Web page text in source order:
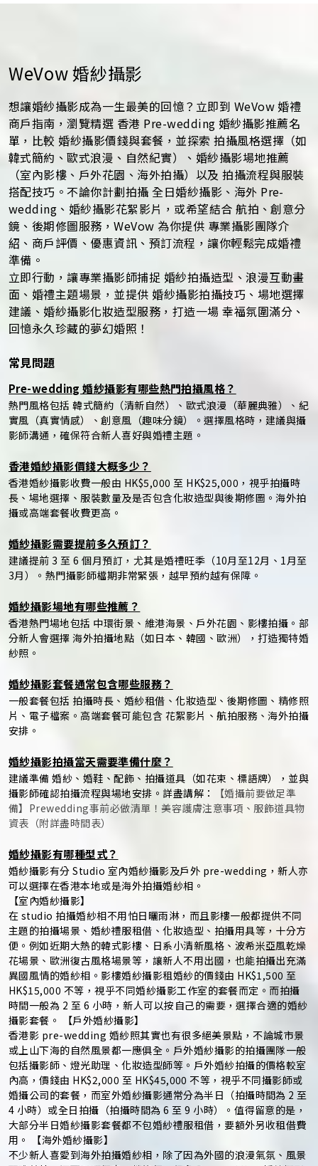
WeVow 婚紗攝影
想讓婚紗攝影成為一生最美的回憶？立即到 WeVow 婚禮
商戶指南，瀏覽精選 香港 Pre-wedding 婚紗攝影推薦名
單，比較 婚紗攝影價錢與套餐，並探索 拍攝風格選擇（如
韓式簡約、歐式浪漫、自然紀實）、婚紗攝影場地推薦
（室內影樓、戶外花園、海外拍攝）以及 拍攝流程與服裝
搭配技巧。不論你計劃拍攝 全日婚紗攝影、海外 Pre-
wedding、婚紗攝影花絮影片，或希望結合 航拍、創意分
鏡、後期修圖服務，WeVow 為你提供 專業攝影團隊介
紹、商戶評價、優惠資訊、預訂流程，讓你輕鬆完成婚禮
準備。
立即行動，讓專業攝影師捕捉 婚紗拍攝造型、浪漫互動畫
面、婚禮主題場景，並提供 婚紗攝影拍攝技巧、場地選擇
建議、婚紗攝影化妝造型服務，打造一場 幸福氛圍滿分、
回憶永久珍藏的夢幻婚照！
常見問題
Pre-wedding 婚紗攝影有哪些熱門拍攝風格？
熱門風格包括 韓式簡約（清新自然）、歐式浪漫（華麗典雅）、紀
實風（真實情感）、創意風（趣味分鏡）。選擇風格時，建議與攝
影師溝通，確保符合新人喜好與婚禮主題。
香港婚紗攝影價錢大概多少？
香港婚紗攝影收費一般由 HK$5,000 至 HK$25,000，視乎拍攝時
長、場地選擇、服裝數量及是否包含化妝造型與後期修圖。海外拍
攝或高端套餐收費更高。
婚紗攝影需要提前多久預訂？
建議提前 3 至 6 個月預訂，尤其是婚禮旺季（10月至12月、1月至
3月）。熱門攝影師檔期非常緊張，越早預約越有保障。
婚紗攝影場地有哪些推薦？
香港熱門場地包括 中環街景、維港海景、戶外花園、影樓拍攝。部
分新人會選擇 海外拍攝地點（如日本、韓國、歐洲），打造獨特婚
紗照。
婚紗攝影套餐通常包含哪些服務？
一般套餐包括 拍攝時長、婚紗租借、化妝造型、後期修圖、精修照
片、電子檔案。高端套餐可能包含 花絮影片、航拍服務、海外拍攝
安排。
婚紗攝影拍攝當天需要準備什麼？
建議準備 婚紗、婚鞋、配飾、拍攝道具（如花束、標語牌），並與
攝影師確認拍攝流程與場地安排。詳盡講解：
【婚攝前要做足準
備】Prewedding事前必做清單！美容護膚注意事項、服飾道具物
資表（附詳盡時間表）
婚紗攝影有哪種型式？
婚紗攝影有分 Studio 室內婚紗攝影及戶外 pre-wedding，新人亦
可以選擇在香港本地或是海外拍攝婚紗相。
【室內婚紗攝影】
在 studio 拍攝婚紗相不用怕日曬雨淋，而且影樓一般都提供不同
主題的拍攝場景、婚紗禮服租借、化妝造型、拍攝用具等，十分方
便。例如近期大熱的韓式影樓、日系小清新風格、波希米亞風乾燥
花場景、歐洲復古風格場景等，讓新人不用出國，也能拍攝出充滿
異國風情的婚紗相。影樓婚紗攝影租婚紗的價錢由 HK$1,500 至
HK$15,000 不等，視乎不同婚紗攝影工作室的套餐而定。而拍攝
時間一般為 2 至 6 小時，新人可以按自己的需要，選擇合適的婚紗
攝影套餐。 【戶外婚紗攝影】
香港影 pre-wedding 婚紗照其實也有很多絕美景點，不論城市景
或上山下海的自然風景都一應俱全。戶外婚紗攝影的拍攝團隊一般
包括攝影師、燈光助理、化妝造型師等。戶外婚紗拍攝的價格較室
內高，價錢由 HK$2,000 至 HK$45,000 不等，視乎不同攝影師或
婚攝公司的套餐，而室外婚紗攝影通常分為半日（拍攝時間為 2 至
4 小時）或全日拍攝（拍攝時間為 6 至 9 小時）。值得留意的是，
大部分半日婚紗攝影套餐都不包婚紗禮服租借，要額外另收租借費
用。 【海外婚紗攝影】
不少新人喜愛到海外拍攝婚紗相，除了因為外國的浪漫氣氛、風景